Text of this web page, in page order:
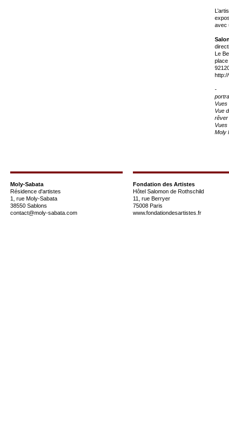
avec
Le
place
-
Vues
Vue
rêver
Vues
Moly
Moly-Sabata
Résidence d'artistes
1, rue Moly-Sabata
38550 Sablons
contact@moly-sabata.com
Fondation des Artistes
Hôtel Salomon de Rothschild
11, rue Berryer
75008 Paris
www.fondationdesartistes.fr